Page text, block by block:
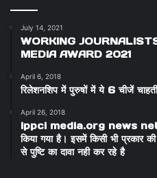
July 14, 2021
WORKING
MEDIA AWARD 2021
April 6, 2018
रिलेशनशिप में पुरुषों में ये 6 चीजें
April 26, 2018
ippci media.org news
किया गया है। इसमें किसी भी प्रकार
से पुष्टि का दावा नही कर रहे है